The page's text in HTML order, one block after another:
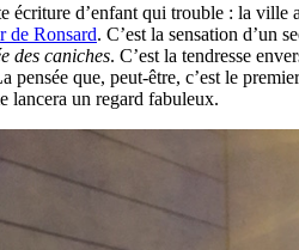
écriture d’enfant qui trouble : la
de Ronsard. C’est la sensation d’un
des caniches. C’est la tendresse
pensée que, peut-être, c’est le
lancera un regard fabuleux.